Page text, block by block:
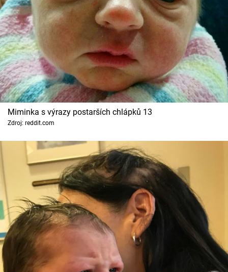
Miminka s výrazy postarších chlápků 13
Zdroj: reddit.com